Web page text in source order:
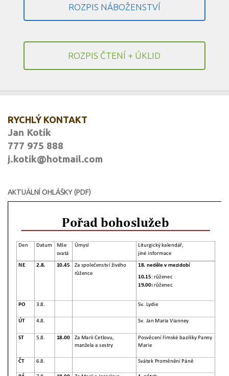
ROZPIS NÁBOŽENSTVÍ
ROZPIS ČTENÍ + ÚKLID
RYCHLÝ KONTAKT
Jan Kotík
777 975 888
j.kotik@hotmail.com
AKTUÁLNÍ OHLÁŠKY (PDF)